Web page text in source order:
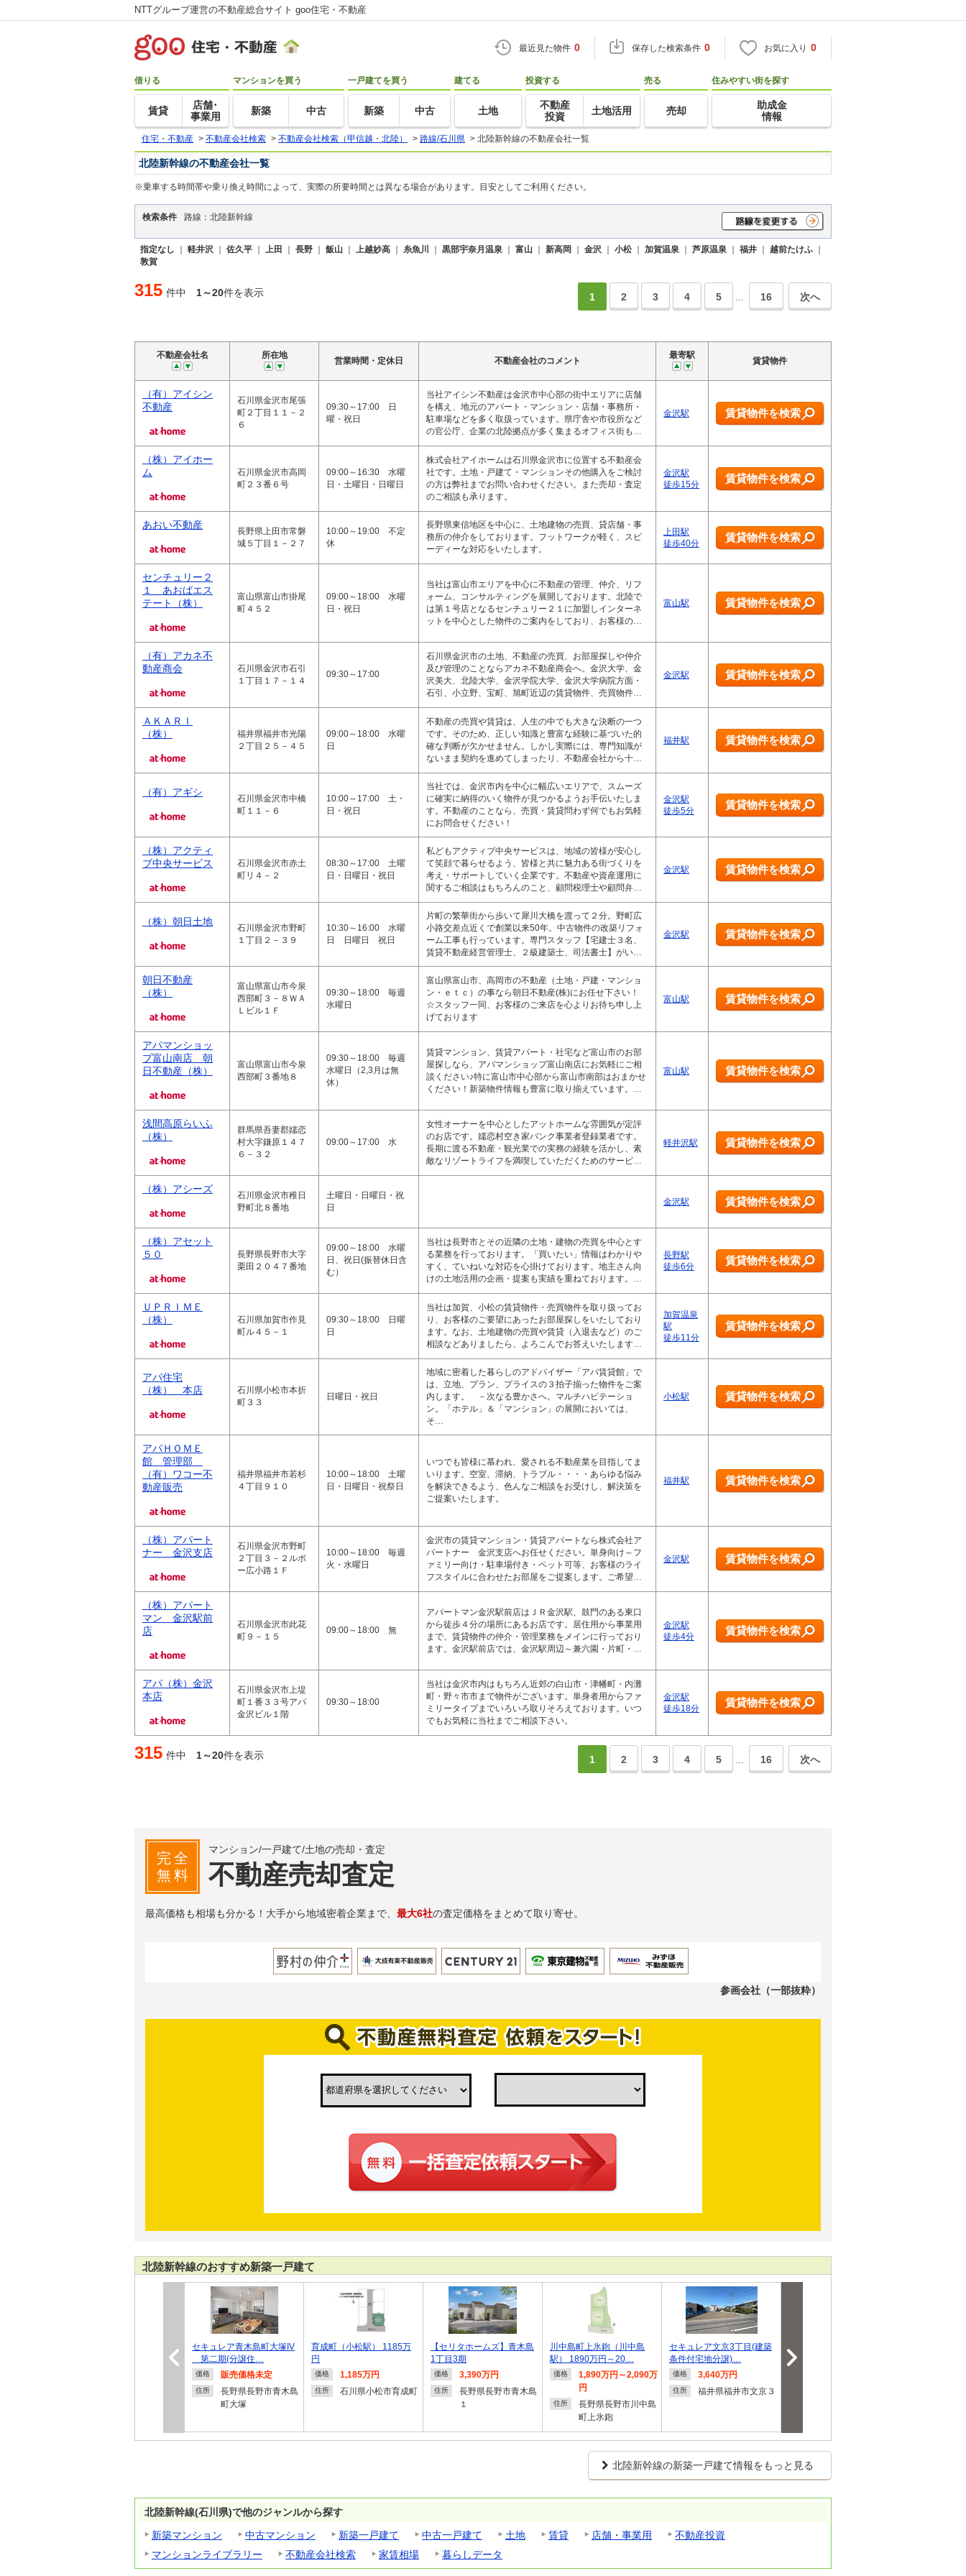
NTTグループ運営の不動産総合サイト goo住宅・不動産
最近見た物件 0 保存した検索条件 0 お気に入り 0
借りる
賃貸
店舗･
事業用
マンションを買う
新築 中古
一戸建てを買う
新築 中古
建てる
土地
投資する
不動産
投資
土地活用
売る
売却
住みやすい街を探す
助成金
情報
住宅・不動産 > 不動産会社検索 > 不動産会社検索（甲信越・北陸） > 路線/石川県 > 北陸新幹線の不動産会社一覧
北陸新幹線の不動産会社一覧
※乗車する時間帯や乗り換え時間によって、実際の所要時間とは異なる場合があります。目安としてご利用ください。
検索条件 路線：北陸新幹線
指定なし ｜ 軽井沢 ｜ 佐久平 ｜ 上田 ｜ 長野 ｜ 飯山 ｜ 上越妙高 ｜ 糸魚川 ｜ 黒部宇奈月温泉 ｜ 富山 ｜ 新高岡 ｜ 金沢 ｜ 小松 ｜ 加賀温泉 ｜ 芦原温泉 ｜ 福井 ｜ 越前たけふ ｜
敦賀
315 件中 1～20件を表示 1 2 3 4 5 … 16 次へ
不動産会社名 所在地
営業時間・定休日 不動産会社のコメント
最寄駅
賃貸物件
（有）アイシン
不動産
石川県金沢市尾張
町２丁目１１－２
６
09:30～17:00 日
曜・祝日
当社アイシン不動産は金沢市中心部の街中エリアに店舗
を構え、地元のアパート・マンション・店舗・事務所・
駐車場などを多く取扱っています。県庁舎や市役所など
の官公庁、企業の北陸拠点が多く集まるオフィス街も…
金沢駅 賃貸物件を検索
（株）アイホー
ム
石川県金沢市高岡
町２３番６号
09:00～16:30 水曜
日・土曜日・日曜日
株式会社アイホームは石川県金沢市に位置する不動産会
社です。土地・戸建て・マンションその他購入をご検討
の方は弊社までお問い合わせください。また売却・査定
のご相談も承ります。
金沢駅
徒歩15分
賃貸物件を検索
あおい不動産
長野県上田市常磐
城５丁目１－２７
10:00～19:00 不定
休
長野県東信地区を中心に、土地建物の売買、貸店舗・事
務所の仲介をしております。フットワークが軽く、スピ
ーディーな対応をいたします。
上田駅
徒歩40分
賃貸物件を検索
センチュリー２
１ あおばエス
テート（株）
富山県富山市掛尾
町４５２
09:00～18:00 水曜
日・祝日
当社は富山市エリアを中心に不動産の管理、仲介、リフ
ォーム、コンサルティングを展開しております。北陸で
は第１号店となるセンチュリー２１に加盟しインターネ
ットを中心とした物件のご案内をしており、お客様の…
富山駅 賃貸物件を検索
（有）アカネ不
動産商会
石川県金沢市石引
１丁目１７－１４
09:30～17:00
石川県金沢市の土地、不動産の売買、お部屋探しや仲介
及び管理のことならアカネ不動産商会へ。金沢大学、金
沢美大、北陸大学、金沢学院大学、金沢大学病院方面・
石引、小立野、宝町、旭町近辺の賃貸物件、売買物件…
金沢駅 賃貸物件を検索
ＡＫＡＲＩ
（株）
福井県福井市光陽
２丁目２５－４５
09:00～18:00 水曜
日
不動産の売買や賃貸は、人生の中でも大きな決断の一つ
です。そのため、正しい知識と豊富な経験に基づいた的
確な判断が欠かせません。しかし実際には、専門知識が
ないまま契約を進めてしまったり、不動産会社から十…
福井駅 賃貸物件を検索
（有）アギシ
石川県金沢市中橋
町１１－６
10:00～17:00 土・
日・祝日
当社では、金沢市内を中心に幅広いエリアで、スムーズ
に確実に納得のいく物件が見つかるようお手伝いたしま
す。不動産のことなら、売買・賃貸問わず何でもお気軽
にお問合せください！
金沢駅
徒歩5分
賃貸物件を検索
（株）アクティ
ブ中央サービス
石川県金沢市赤土
町リ４－２
08:30～17:00 土曜
日・日曜日・祝日
私どもアクティブ中央サービスは、地域の皆様が安心し
て笑顔で暮らせるよう、皆様と共に魅力ある街づくりを
考え・サポートしていく企業です。不動産や資産運用に
関するご相談はもちろんのこと、顧問税理士や顧問弁…
金沢駅 賃貸物件を検索
（株）朝日土地
石川県金沢市野町
１丁目２－３９
10:30～16:00 水曜
日 日曜日 祝日
片町の繁華街から歩いて犀川大橋を渡って２分。野町広
小路交差点近くで創業以来50年。中古物件の改築リフォ
ーム工事も行っています。専門スタッフ【宅建士３名、
賃貸不動産経営管理士、２級建築士、司法書士】がい…
金沢駅 賃貸物件を検索
朝日不動産
（株）
富山県富山市今泉
西部町３－８ＷＡ
Ｌビル１Ｆ
09:30～18:00 毎週
水曜日
富山県富山市、高岡市の不動産（土地・戸建・マンショ
ン・ｅｔｃ）の事なら朝日不動産(株)にお任せ下さい！
☆スタッフ一同、お客様のご来店を心よりお待ち申し上
げております
富山駅 賃貸物件を検索
アパマンショッ
プ富山南店 朝
日不動産（株）
富山県富山市今泉
西部町３番地８
09:30～18:00 毎週
水曜日（2,3月は無
休）
賃貸マンション、賃貸アパート・社宅など富山市のお部
屋探しなら、アパマンショップ富山南店にお気軽にご相
談ください♪特に富山市中心部から富山市南部はおまかせ
ください！新築物件情報も豊富に取り揃えています。…
富山駅 賃貸物件を検索
浅間高原らいふ
（株）
群馬県吾妻郡嬬恋
村大字鎌原１４７
６－３２
09:00～17:00 水
女性オーナーを中心としたアットホームな雰囲気が定評
のお店です。嬬恋村空き家バンク事業者登録業者です。
長期に渡る不動産・観光業での実務の経験を活かし、素
敵なリゾートライフを満喫していただくためのサービ…
軽井沢駅 賃貸物件を検索
（株）アシーズ
石川県金沢市稚日
野町北８番地
土曜日・日曜日・祝
日
金沢駅 賃貸物件を検索
（株）アセット
５０
長野県長野市大字
栗田２０４７番地
09:00～18:00 水曜
日、祝日(振替休日含
む）
当社は長野市とその近隣の土地・建物の売買を中心とす
る業務を行っております。「買いたい」情報はわかりや
すく、ていねいな対応を心掛けております。地主さん向
けの土地活用の企画・提案も実績を重ねております。…
長野駅
徒歩6分
賃貸物件を検索
ＵＰＲＩＭＥ
（株）
石川県加賀市作見
町ル４５－１
09:30～18:00 日曜
日
当社は加賀、小松の賃貸物件・売買物件を取り扱ってお
り、お客様のご要望にあったお部屋探しをいたしており
ます。なお、土地建物の売買や賃貸（入退去など）のご
相談などありましたら、よろこんでお答えいたします…
加賀温泉
駅
徒歩11分
賃貸物件を検索
アパ住宅
（株） 本店
石川県小松市本折
町３３
日曜日・祝日
地域に密着した暮らしのアドバイザー「アパ賃貸館」で
は、立地、プラン、プライスの３拍子揃った物件をご案
内します。 －次なる豊かさへ。マルチハビテーショ
ン。「ホテル」＆「マンション」の展開においては、
そ…
小松駅 賃貸物件を検索
アパＨＯＭＥ
館 管理部
（有）ワコー不
動産販売
福井県福井市若杉
４丁目９１０
10:00～18:00 土曜
日・日曜日・祝祭日
いつでも皆様に慕われ、愛される不動産業を目指してま
いります。空室、滞納、トラブル・・・・あらゆる悩み
を解決できるよう、色んなご相談をお受けし、解決策を
ご提案いたします。
福井駅 賃貸物件を検索
（株）アパート
ナー 金沢支店
石川県金沢市野町
２丁目３－２ルポ
ー広小路１Ｆ
10:00～18:00 毎週
火・水曜日
金沢市の賃貸マンション・賃貸アパートなら株式会社ア
パートナー 金沢支店へお任せください。単身向け～フ
ァミリー向け・駐車場付き・ペット可等、お客様のライ
フスタイルに合わせたお部屋をご提案します。ご希望…
金沢駅 賃貸物件を検索
（株）アパート
マン 金沢駅前
店
石川県金沢市此花
町９－１５
09:00～18:00 無
アパートマン金沢駅前店はＪＲ金沢駅、鼓門のある東口
から徒歩４分の場所にあるお店です。居住用から事業用
まで、賃貸物件の仲介・管理業務をメインに行っており
ます。金沢駅前店では、金沢駅周辺～兼六園・片町・…
金沢駅
徒歩4分
賃貸物件を検索
アパ（株）金沢
本店
石川県金沢市上堤
町１番３３号アパ
金沢ビル１階
09:30～18:00
当社は金沢市内はもちろん近郊の白山市・津幡町・内灘
町・野々市市まで物件がございます。単身者用からファ
ミリータイプまでいろいろ取りそろえております。いつ
でもお気軽に当社までご相談下さい。
金沢駅
徒歩18分
賃貸物件を検索
315 件中 1～20件を表示 1 2 3 4 5 … 16 次へ
完全
無料
マンション/一戸建て/土地の売却・査定
不動産売却査定
最高価格も相場も分かる！大手から地域密着企業まで、 最大6社の査定価格をまとめて取り寄せ。
参画会社（一部抜粋）
北陸新幹線のおすすめ新築一戸建て
セキュレア青木島町大塚IV
第二期(分譲住…
価格 販売価格未定
住所
長野県長野市青木島
町大塚
育成町（小松駅） 1185万
円
価格 1,185万円
住所 石川県小松市育成町
【セリタホームズ】青木島
1丁目3期
価格 3,390万円
住所
長野県長野市青木島
１
川中島町上氷鉋（川中島
駅） 1890万円～20…
価格
1,890万円～2,090万
円
住所
長野県長野市川中島
町上氷鉋
セキュレア文京3丁目(建築
条件付宅地分譲)…
価格 3,640万円
住所 福井県福井市文京３
万円
北陸新幹線の新築一戸建て情報をもっと見る
北陸新幹線(石川県)で他のジャンルから探す
新築マンション
中古マンション 新築一戸建て 中古一戸建て 土地 賃貸 店舗・事業用
不動産投資
マンションライブラリー
不動産会社検索 家賃相場 暮らしデータ